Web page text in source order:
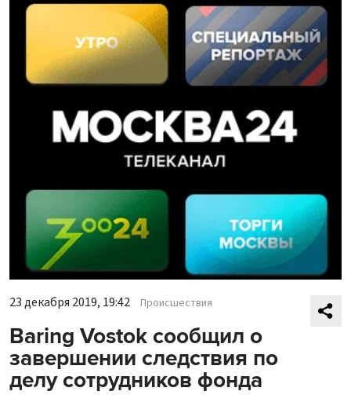
23 декабря 2019, 19:42 Происшествия
Baring Vostok сообщил о
завершении следствия по
делу сотрудников фонда